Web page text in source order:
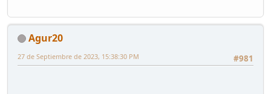
Agur20
#981
27 de Septiembre de 2023, 15:38:30 PM